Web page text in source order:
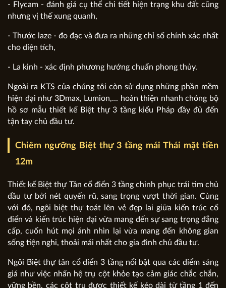
- Flycam - đánh giá cụ thể chi tiết hiện trạng khu đất cũng
nhưng vị thế xung quanh,
- Thước laze - đo đạc và đưa ra những chỉ số chính xác nhất
cho diện tích,
- La kinh - xác định phương hướng chuẩn phong thủy.
Ngoài ra KTS của chúng tôi còn sử dụng những phần mềm
hiện đại như 3Dmax, Lumion,... hoàn thiện nhanh chóng bộ
hồ sơ mẫu thiết kế Biệt thự 3 tầng kiểu Pháp đầy đủ đến
tận tay chủ đầu tư.
Chiêm ngưỡng Biệt thự 3 tầng mái Thái mặt tiền
12m
Thiết kế Biệt thự Tân cổ điển 3 tầng chinh phục trái tim chủ
đầu tư bởi nét quyến rũ, sang trọng vượt thời gian. Cùng
với đó, ngôi biệt thự toát lên vẻ đẹp lai giữa kiến trúc cổ
điển và kiến trúc hiện đại vừa mang đến sự sang trọng đẳng
cấp, cuốn hút mọi ánh nhìn lại vừa mang đến không gian
sống tiện nghi, thoải mái nhất cho gia đình chủ đầu tư.
Ngôi Biệt thự tân cổ điển 3 tầng nổi bật qua các điểm sáng
giá như việc nhấn hệ trụ cột khỏe tạo cảm giác chắc chắn,
vững bền, các cột trụ được thiết kế kéo dài từ tầng 1 đến